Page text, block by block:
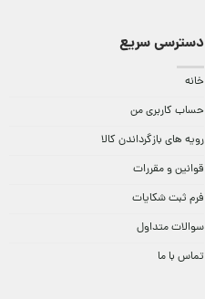
دسترسی سریع
خانه
حساب کاربری من
رویه های بازگرداندن کالا
قوانین و مقررات
فرم ثبت شکایات
سوالات متداول
تماس با ما